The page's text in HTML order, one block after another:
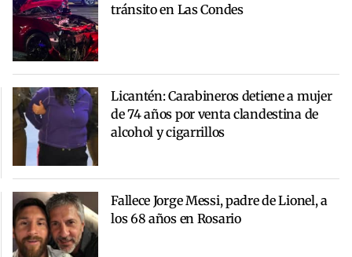
tránsito en Las Condes
Licantén: Carabineros detiene a mujer
de 74 años por venta clandestina de
alcohol y cigarrillos
Fallece Jorge Messi, padre de Lionel, a
los 68 años en Rosario